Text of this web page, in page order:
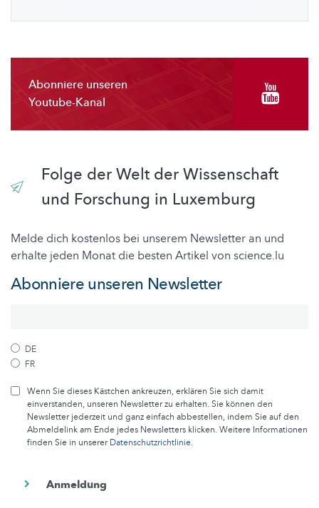
Abonniere unseren
Youtube-Kanal
Folge der Welt der Wissenschaft
und Forschung in Luxemburg
Melde dich kostenlos bei unserem Newsletter an und
erhalte jeden Monat die besten Artikel von science.lu
Abonniere unseren Newsletter
DE
FR
Wenn Sie dieses Kästchen ankreuzen, erklären Sie sich damit
einverstanden, unseren Newsletter zu erhalten. Sie können den
Newsletter jederzeit und ganz einfach abbestellen, indem Sie auf den
Abmeldelink am Ende jedes Newsletters klicken. Weitere Informationen
finden Sie in unsererDatenschutzrichtlinie.